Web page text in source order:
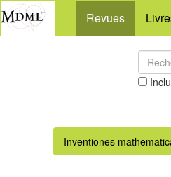
Revues
Inventiones